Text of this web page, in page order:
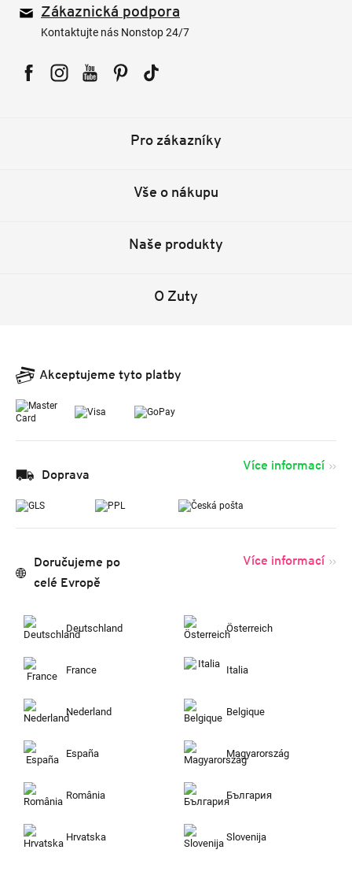
Zákaznická podpora
Kontaktujte nás Nonstop 24/7
Pro zákazníky
Vše o nákupu
Naše produkty
O Zuty
Akceptujeme tyto platby
Doprava
Více informací
Doručujeme po
celé Evropě
Více informací
Deutschland Österreich
France Italia
Nederland Belgique
España Magyarország
România България
Hrvatska Slovenija